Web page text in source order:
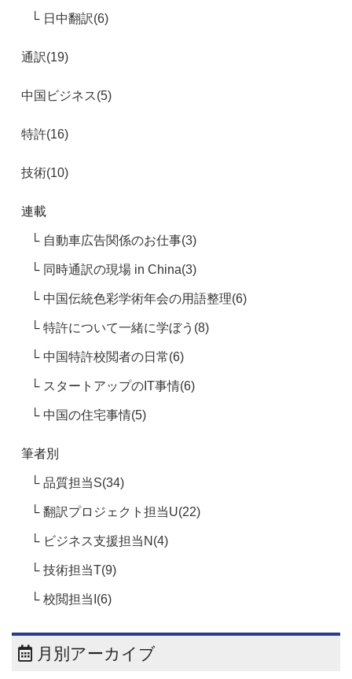
日中翻訳(6)
通訳(19)
中国ビジネス(5)
特許(16)
技術(10)
連載
自動車広告関係のお仕事(3)
同時通訳の現場 in China(3)
中国伝統色彩学術年会の用語整理(6)
特許について一緒に学ぼう(8)
中国特許校閲者の日常(6)
スタートアップのIT事情(6)
中国の住宅事情(5)
筆者別
品質担当S(34)
翻訳プロジェクト担当U(22)
ビジネス支援担当N(4)
技術担当T(9)
校閲担当I(6)
月別アーカイブ